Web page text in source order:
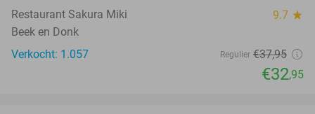
Restaurant Sakura Miki 9.7 star
Beek en Donk
Verkocht: 1.057
Regulier €37,95
€32,95